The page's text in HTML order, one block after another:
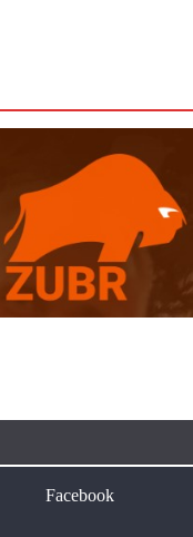
Facebook